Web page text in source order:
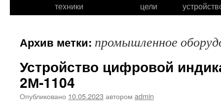
техники
цели
Архив метки: промышленное
Устройство цифровой
2М-1104
Опубликовано 10.05.2023 автором admin